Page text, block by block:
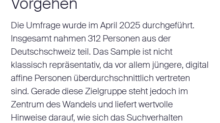
Vorgehen
Die Umfrage wurde im April 2025 durchgeführt.
Insgesamt nahmen 312 Personen aus der
Deutschschweiz teil. Das Sample ist nicht
klassisch repräsentativ, da vor allem jüngere, digital
affine Personen überdurchschnittlich vertreten
sind. Gerade diese Zielgruppe steht jedoch im
Zentrum des Wandels und liefert wertvolle
Hinweise darauf, wie sich das Suchverhalten